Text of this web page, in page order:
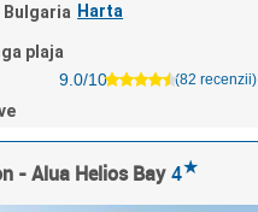
Bulgaria Harta
plaja
9.0/10
(82 recenzii)
- Alua Helios Bay 4★